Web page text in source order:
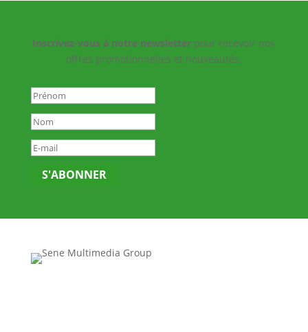
Inscrivez-vous à notre newsletter pour recevoir nos
offres promotionnelles et nouveautés.
S'ABONNER